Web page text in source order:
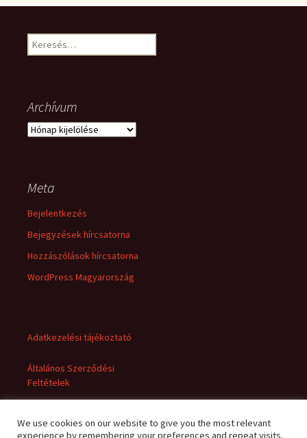
Keresés:
Archívum
Archívum
Meta
Bejelentkezés
Bejegyzések hírcsatorna
Hozzászólások hírcsatorna
WordPress Magyarország
Adatkezelési tájékoztató
Általános Szerződési
Feltételek
We use cookies on our website to give you the most relevant
experience by remembering your preferences and repeat visits.